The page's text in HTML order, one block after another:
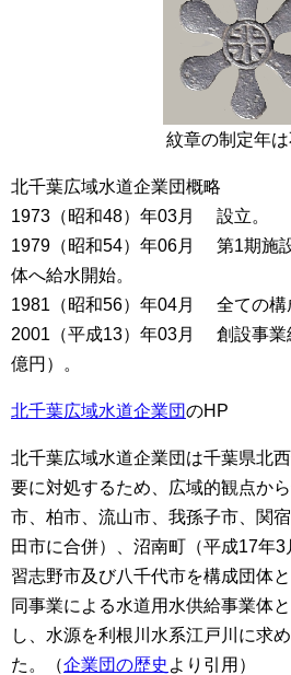
紋章の制定年は
北千葉広域水道企業団概略
1973（昭和48）年03月 設立。
1979（昭和54）年06月 第1期施
体へ給水開始。
1981（昭和56）年04月 全ての構
2001（平成13）年03月 創設事
億円）。
北千葉広域水道企業団のHP
北千葉広域水道企業団は千葉県北
要に対処するため、広域的観点か
市、柏市、流山市、我孫子市、関
田市に合併）、沼南町（平成17年3
習志野市及び八千代市を構成団体
同事業による水道用水供給事業体
し、水源を利根川水系江戸川に求
た。（企業団の歴史 より引用）